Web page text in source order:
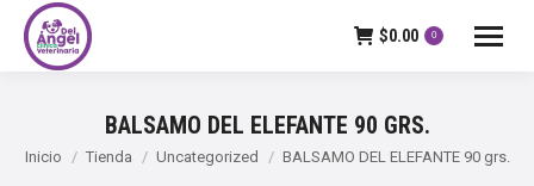
$0.00 0
BALSAMO DEL ELEFANTE 90 GRS.
Estás aquí:
Inicio Tienda Uncategorized BALSAMO DEL ELEFANTE 90 grs.